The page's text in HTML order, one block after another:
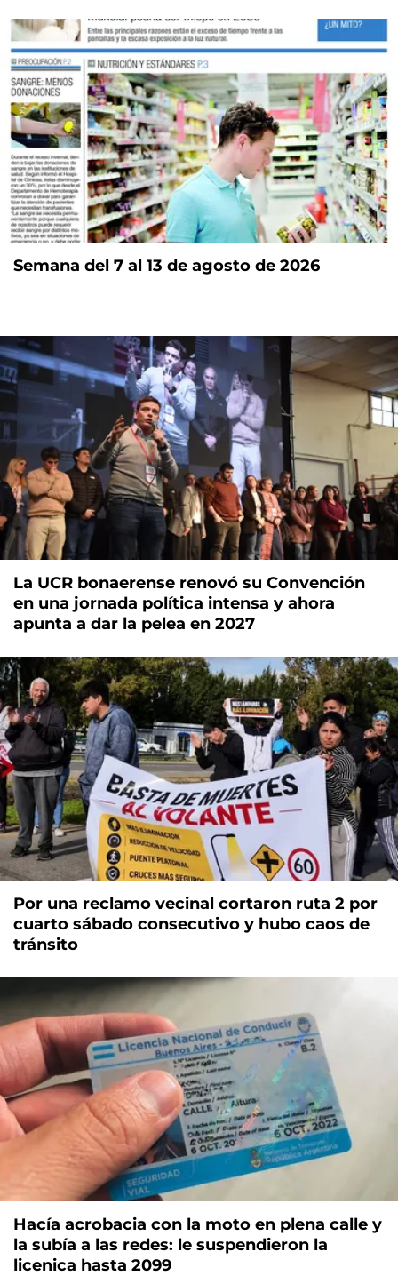
Semana del 7 al 13 de agosto de 2026
La UCR bonaerense renovó su Convención
en una jornada política intensa y ahora
apunta a dar la pelea en 2027
Por una reclamo vecinal cortaron ruta 2 por
cuarto sábado consecutivo y hubo caos de
tránsito
Hacía acrobacia con la moto en plena calle y
la subía a las redes: le suspendieron la
licenica hasta 2099